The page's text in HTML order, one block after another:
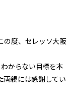
の度、セレッソ大阪
からない目標を本
両親には感謝してい